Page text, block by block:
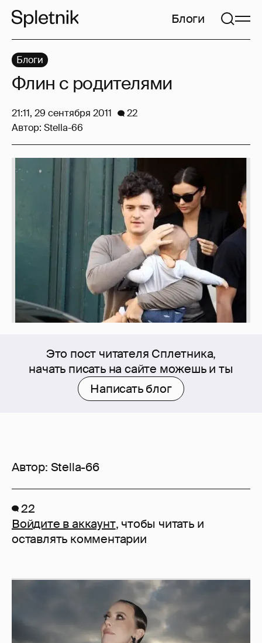
Блоги
Это пост читателя Сплетника,
начать писать на сайте можешь и ты
Написать блог
Автор: Stella-66
Блоги
Флин с родителями
21:11, 29 сентября 2011
22
Автор: Stella-66
22
Войдите в аккаунт, чтобы читать и
оставлять комментарии